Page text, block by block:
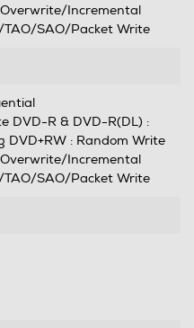
Incremental
SAO/Packet Write
DVD-R & DVD-R(DL) :
DVD+RW : Random Write
Incremental
SAO/Packet Write